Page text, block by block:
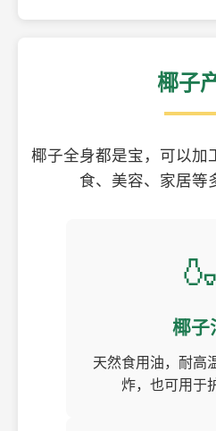
椰子
椰子全身都是宝，可以加
食、美容、家居等
🍶
椰子
天然食用油，耐高
炸，也可用于